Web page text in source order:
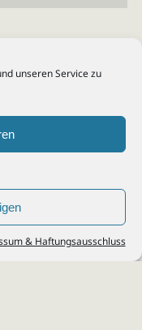
unseren Service zu
& Haftungsausschluss
Poll, Porz, Deutz, Mülheim,